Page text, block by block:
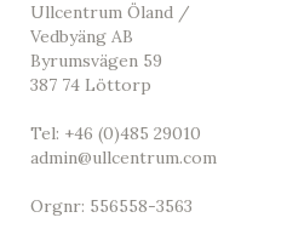
Ullcentrum Öland /
Vedbyäng AB
Byrumsvägen 59
387 74 Löttorp
Tel: +46 (0)485 29010
admin@ullcentrum.com
Orgnr: 556558-3563